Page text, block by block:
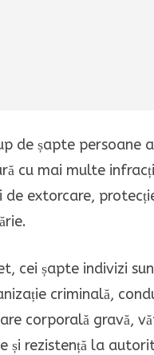
de șapte persoane
cu mai multe
de extorcare,
cei șapte indivizi
criminală,
corporală gravă,
și rezistență la